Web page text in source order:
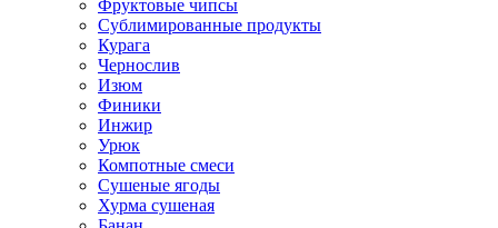
Фруктовые чипсы
Сублимированные продукты
Курага
Чернослив
Изюм
Финики
Инжир
Урюк
Компотные смеси
Сушеные ягоды
Хурма сушеная